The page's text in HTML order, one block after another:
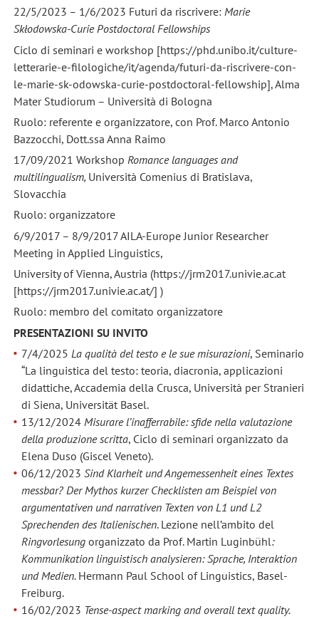
22/5/2023 – 1/6/2023 Futuri da riscrivere: Marie
Skłodowska-Curie Postdoctoral Fellowships
Ciclo di seminari e workshop [https://phd.unibo.it/culture-
letterarie-e-filologiche/it/agenda/futuri-da-riscrivere-con-
le-marie-sk-odowska-curie-postdoctoral-fellowship], Alma
Mater Studiorum – Università di Bologna
Ruolo: referente e organizzatore, con Prof. Marco Antonio
Bazzocchi, Dott.ssa Anna Raimo
17/09/2021 Workshop Romance languages and
multilingualism, Università Comenius di Bratislava,
Slovacchia
Ruolo: organizzatore
6/9/2017 – 8/9/2017 AILA-Europe Junior Researcher
Meeting in Applied Linguistics,
University of Vienna, Austria (https://jrm2017.univie.ac.at
[https://jrm2017.univie.ac.at/] )
Ruolo: membro del comitato organizzatore
PRESENTAZIONI SU INVITO
7/4/2025La qualità del testo e le sue misurazioni, Seminario
“La linguistica del testo: teoria, diacronia, applicazioni
didattiche, Accademia della Crusca, Università per Stranieri
di Siena, Universität Basel.
13/12/2024Misurare l’inafferrabile: sfide nella valutazione
della produzione scritta, Ciclo di seminari organizzato da
Elena Duso (Giscel Veneto).
06/12/2023Sind Klarheit und Angemessenheit eines Textes
messbar? Der Mythos kurzer Checklisten am Beispiel von
argumentativen und narrativen Texten von L1 und L2
Sprechenden des Italienischen. Lezione nell’ambito del
Ringvorlesungorganizzato da Prof. Martin Luginbühl:
Kommunikation linguistisch analysieren: Sprache, Interaktion
und Medien. Hermann Paul School of Linguistics, Basel-
Freiburg.
16/02/2023 Tense-aspect marking and overall text quality.